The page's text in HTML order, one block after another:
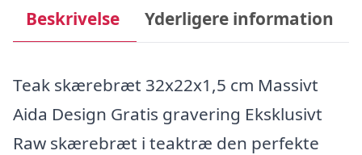
Beskrivelse Yderligere information
Teak skærebræt 32x22x1,5 cm Massivt
Aida Design Gratis gravering Eksklusivt
Raw skærebræt i teaktræ den perfekte